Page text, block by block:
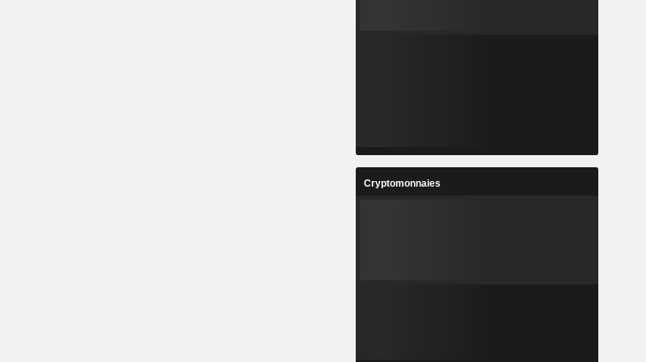
Cryptomonnaies